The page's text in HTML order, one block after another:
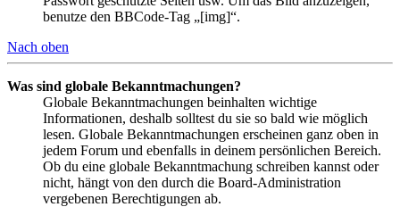
benutze den BBCode-Tag „[img]“.
Nach oben
Was sind globale Bekanntmachungen?
Globale Bekanntmachungen beinhalten wichtige
Informationen, deshalb solltest du sie so bald wie möglich
lesen. Globale Bekanntmachungen erscheinen ganz oben in
jedem Forum und ebenfalls in deinem persönlichen Bereich.
Ob du eine globale Bekanntmachung schreiben kannst oder
nicht, hängt von den durch die Board-Administration
vergebenen Berechtigungen ab.